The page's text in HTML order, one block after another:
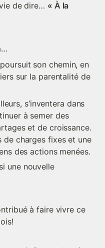
de dire… « À la
son chemin, en
sur la parentalité de
s’inventera dans
à semer des
et de croissance.
de charges fixes et une
des actions menées.
une nouvelle
à faire vivre ce